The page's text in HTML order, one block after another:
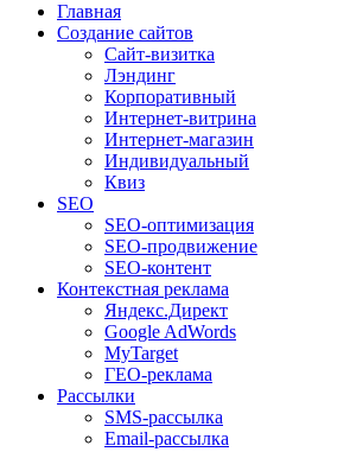
Главная
Создание сайтов
Сайт-визитка
Лэндинг
Корпоративный
Интернет-витрина
Интернет-магазин
Индивидуальный
Квиз
SEO
SEO-оптимизация
SEO-продвижение
SEO-контент
Контекстная реклама
Яндекс.Директ
Google AdWords
MyTarget
ГЕО-реклама
Рассылки
SMS-рассылка
Email-рассылка